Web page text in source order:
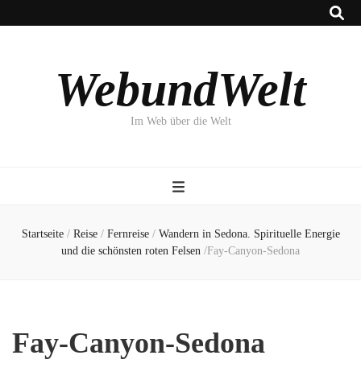
WebundWelt
Im Web über die Welt
Startseite / Reise / Fernreise / Wandern in Sedona. Spirituelle Energie
und die schönsten roten Felsen /Fay-Canyon-Sedona
Fay-Canyon-Sedona